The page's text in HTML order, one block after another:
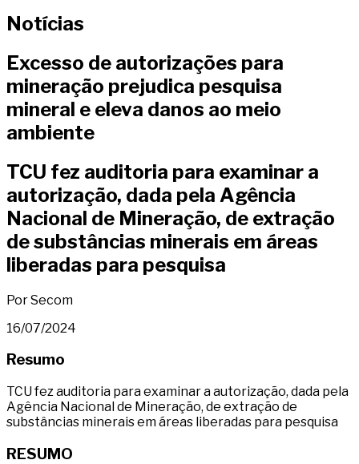
Notícias
Excesso de autorizações para
mineração prejudica pesquisa
mineral e eleva danos ao meio
ambiente
TCU fez auditoria para examinar a
autorização, dada pela Agência
Nacional de Mineração, de extração
de substâncias minerais em áreas
liberadas para pesquisa
Por Secom
16/07/2024
Resumo
TCU fez auditoria para examinar a autorização, dada pela
Agência Nacional de Mineração, de extração de
substâncias minerais em áreas liberadas para pesquisa
RESUMO